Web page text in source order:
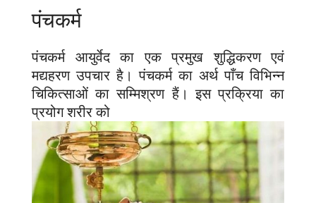
पंचकर्म
पंचकर्म आयुर्वेद का एक प्रमुख शुद्धिकरण एवं
मद्यहरण उपचार है। पंचकर्म का अर्थ पाँच विभिन्न
चिकित्साओं का सम्मिश्रण हैं। इस प्रक्रिया का
प्रयोग शरीर को